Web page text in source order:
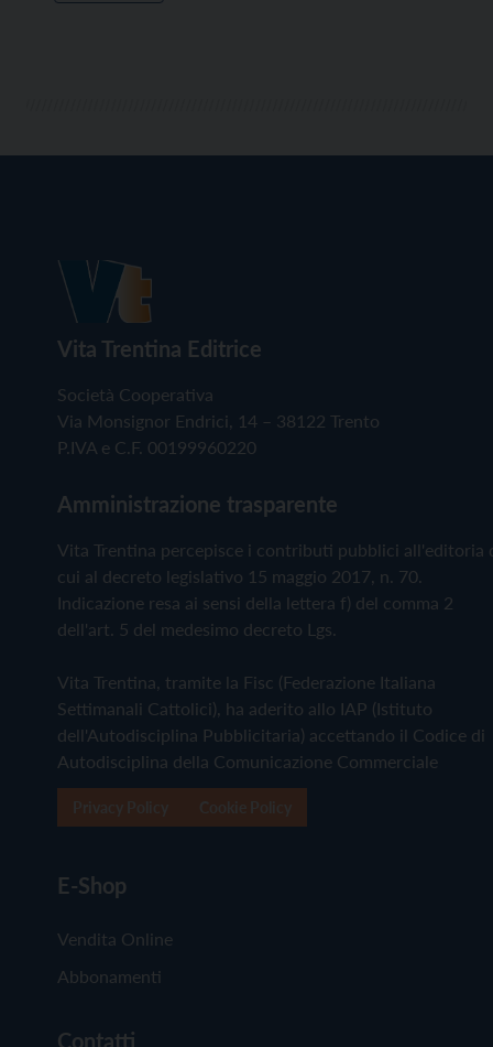
Vita Trentina Editrice
Società Cooperativa
Via Monsignor Endrici, 14 – 38122 Trento
P.IVA e C.F. 00199960220
Amministrazione trasparente
Vita Trentina percepisce i contributi pubblici all'editoria
cui al decreto legislativo 15 maggio 2017, n. 70.
Indicazione resa ai sensi della lettera f) del comma 2
dell'art. 5 del medesimo decreto Lgs.
Vita Trentina, tramite la Fisc (Federazione Italiana
Settimanali Cattolici), ha aderito allo IAP (Istituto
dell'Autodisciplina Pubblicitaria) accettando il Codice di
Autodisciplina della Comunicazione Commerciale
E-Shop
Vendita Online
Abbonamenti
Contatti